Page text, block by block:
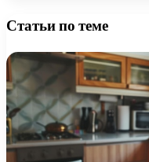
Статьи по теме